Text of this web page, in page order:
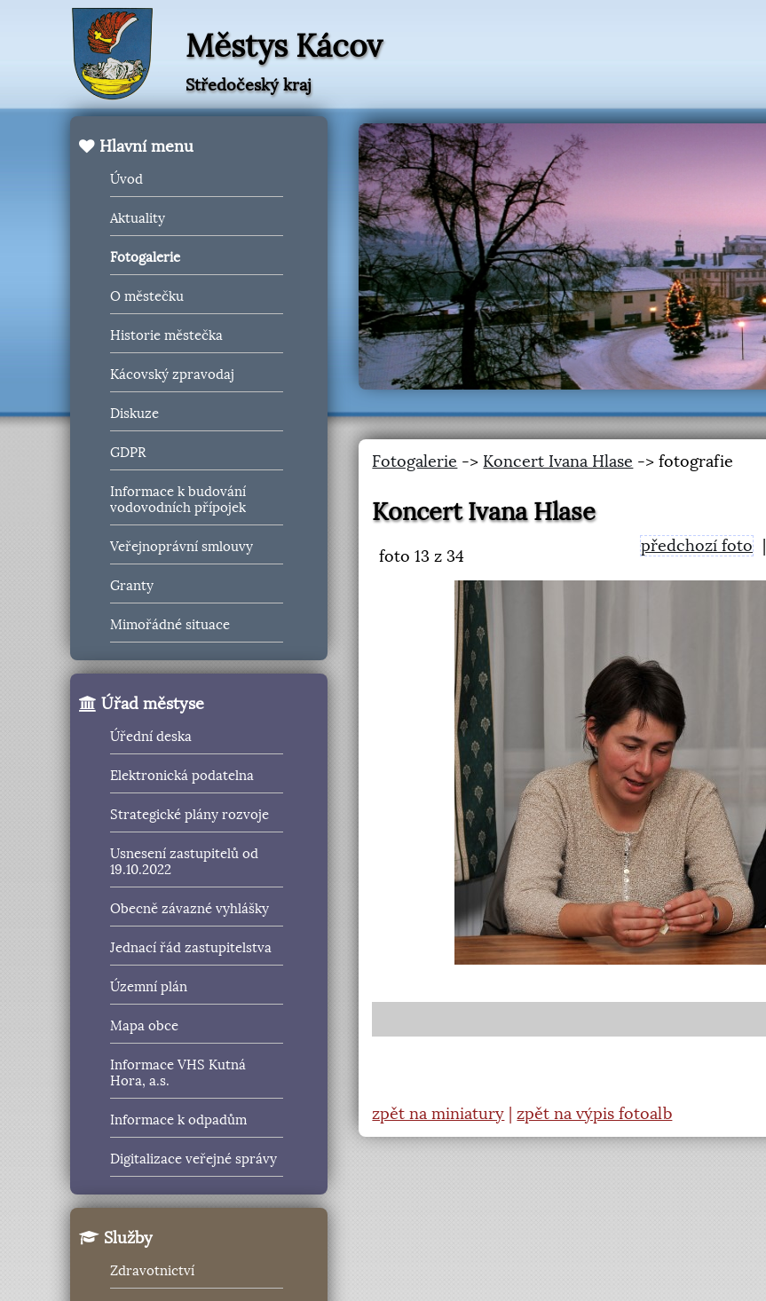
Městys Kácov
Středočeský kraj
Hlavní menu
Úvod
Aktuality
Fotogalerie
O městečku
Historie městečka
Kácovský zpravodaj
Diskuze
GDPR
Informace k budování
vodovodních přípojek
Veřejnoprávní smlouvy
Granty
Mimořádné situace
Úřad městyse
Úřední deska
Elektronická podatelna
Strategické plány rozvoje
Usnesení zastupitelů od
19.10.2022
Obecně závazné vyhlášky
Jednací řád zastupitelstva
Územní plán
Mapa obce
Informace VHS Kutná
Hora, a.s.
Informace k odpadům
Digitalizace veřejné správy
Služby
Zdravotnictví
Fotogalerie -> Koncert Ivana Hlase -> fotografie
Koncert Ivana Hlase
foto13 z 34
předchozí foto
<
zpět na miniatury |zpět na výpis fotoalb